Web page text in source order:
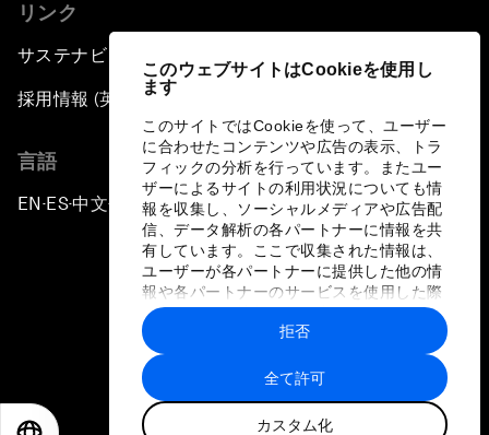
このウェブサイトはCookieを使用し
ます
このサイトではCookieを使って、ユーザー
に合わせたコンテンツや広告の表示、トラ
フィックの分析を行っています。またユー
ザーによるサイトの利用状況についても情
報を収集し、ソーシャルメディアや広告配
信、データ解析の各パートナーに情報を共
有しています。ここで収集された情報は、
ユーザーが各パートナーに提供した他の情
報や各パートナーのサービスを使用した際
に収集された情報と組み合わされ、各パー
トナーによって使用されることがありま
す。
全て許可
カスタム化
拒否
リンク
サステナビリティへの取り組み
採用情報 (英語のみ)
言語
EN ▪ES▪中文▪ 日本語
プライバシーポリシーと利用規約
サイトマップ